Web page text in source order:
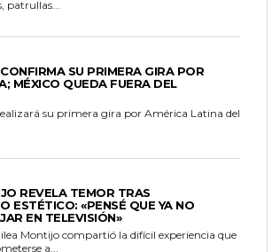
SU PRIMERA GIRA POR
MÉXICO QUEDA FUERA DEL
su primera gira por América Latina del
REVELA TEMOR TRAS
ESTÉTICO: «PENSÉ QUE YA NO
EN TELEVISIÓN»
Montijo compartió la difícil experiencia que
a...